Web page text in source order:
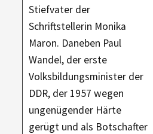
Stiefvater der
Schriftstellerin Monika
Maron. Daneben Paul
Wandel, der erste
Volksbildungsminister der
DDR, der 1957 wegen
ungenügender Härte
gerügt und als Botschafter